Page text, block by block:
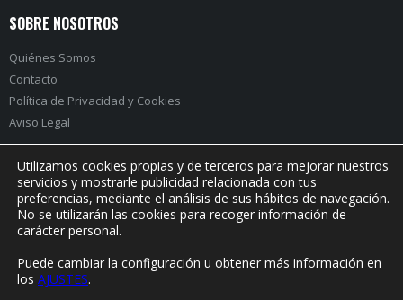
SOBRE NOSOTROS
Quiénes Somos
Contacto
Política de Privacidad y Cookies
Aviso Legal
PRÓXIMO EVENTO:
© Yorokonde 2020. Todos los derechos reservados.
Utilizamos cookies propias y de terceros para mejorar nuestros
servicios y mostrarle publicidad relacionada con tus
preferencias, mediante el análisis de sus hábitos de navegación.
No se utilizarán las cookies para recoger información de
carácter personal.
Puede cambiar la configuración u obtener más información en
los AJUSTES.